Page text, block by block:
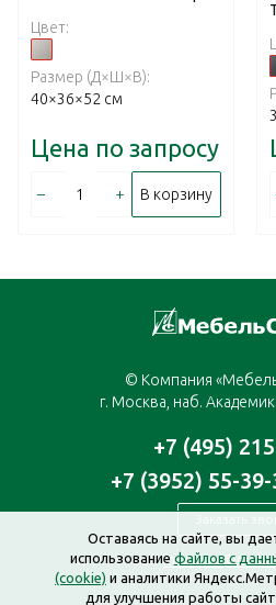
Цвет:
Размер (Д×Ш×В):
40×36×52 см
Цена по запросу
– + В корзину
© Компания
г. Москва, наб.
+7 (495)
+7 (3952) 55-
Заказать
Оставаясь на сайте, вы
использованиефайлов с
(cookie) и аналитики
для улучшения работы